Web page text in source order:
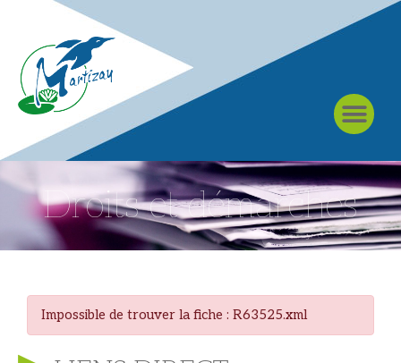
Droits et démarches
Impossible de trouver la fiche : R63525.xml